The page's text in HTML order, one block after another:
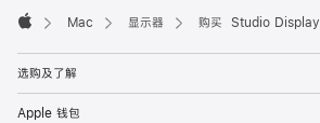
Mac 显示器 购买 Studio Display
选购及了解
Apple 钱包